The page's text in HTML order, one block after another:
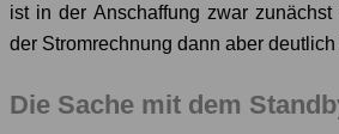
ist in der Anschaffung zwar
der Stromrechnung dann aber deutlich
Die Sache mit dem